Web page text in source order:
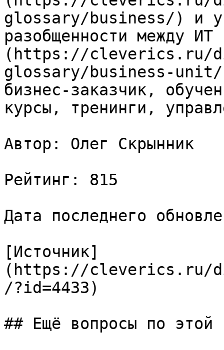
glossary/business/) и
разобщенности между
(https://cleverics.ru/
glossary/business-unit/
бизнес-заказчик,
курсы, тренинги,
Автор: Олег Скрынник
Рейтинг: 815
Дата последнего
[Источник]
(https://cleverics.ru/
/?id=4433)
## Ещё вопросы по этой